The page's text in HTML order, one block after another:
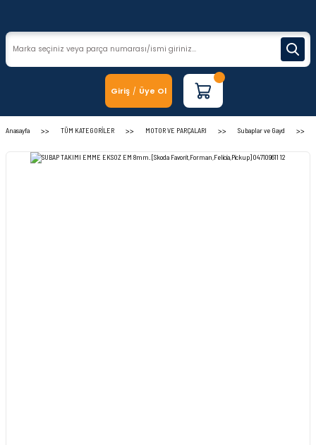
Giriş / Üye Ol
Anasayfa TÜM KATEGORİLER MOTOR VE PARÇALARI Subaplar ve Gayd